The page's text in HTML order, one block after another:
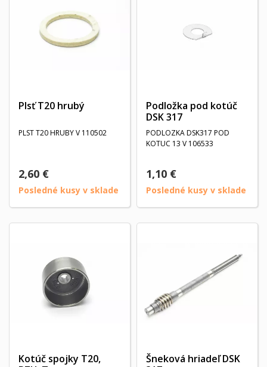
Plsť T20 hrubý
PLST T20 HRUBY V 110502
2,60 €
Posledné kusy v sklade
Podložka pod kotúč
DSK 317
PODLOZKA DSK317 POD
KOTUC 13 V 106533
1,10 €
Posledné kusy v sklade
Kotúč spojky T20,
Šneková hriadeľ DSK